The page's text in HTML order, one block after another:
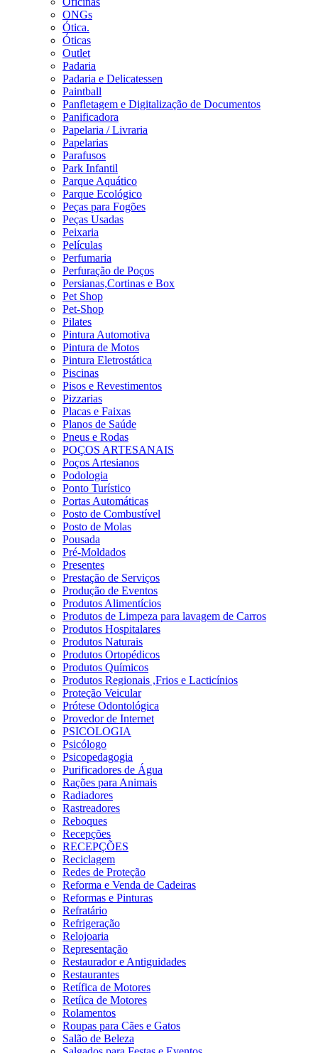
ONGs
Ótica.
Óticas
Outlet
Padaria
Padaria e Delicatessen
Paintball
Panfletagem e Digitalização de Documentos
Panificadora
Papelaria / Livraria
Papelarias
Parafusos
Park Infantil
Parque Aquático
Parque Ecológico
Peças para Fogões
Peças Usadas
Peixaria
Películas
Perfumaria
Perfuração de Poços
Persianas,Cortinas e Box
Pet Shop
Pet-Shop
Pilates
Pintura Automotiva
Pintura de Motos
Pintura Eletrostática
Piscinas
Pisos e Revestimentos
Pizzarias
Placas e Faixas
Planos de Saúde
Pneus e Rodas
POÇOS ARTESANAIS
Poços Artesianos
Podologia
Ponto Turístico
Portas Automáticas
Posto de Combustível
Posto de Molas
Pousada
Pré-Moldados
Presentes
Prestação de Serviços
Produção de Eventos
Produtos Alimentícios
Produtos de Limpeza para lavagem de Carros
Produtos Hospitalares
Produtos Naturais
Produtos Ortopédicos
Produtos Químicos
Produtos Regionais ,Frios e Lacticínios
Proteção Veicular
Prótese Odontológica
Provedor de Internet
PSICOLOGIA
Psicólogo
Psicopedagogia
Purificadores de Água
Rações para Animais
Radiadores
Rastreadores
Reboques
Recepções
RECEPÇÕES
Reciclagem
Redes de Proteção
Reforma e Venda de Cadeiras
Reformas e Pinturas
Refratário
Refrigeração
Relojoaria
Representação
Restaurador e Antiguidades
Restaurantes
Retífica de Motores
Retíica de Motores
Rolamentos
Roupas para Cães e Gatos
Salão de Beleza